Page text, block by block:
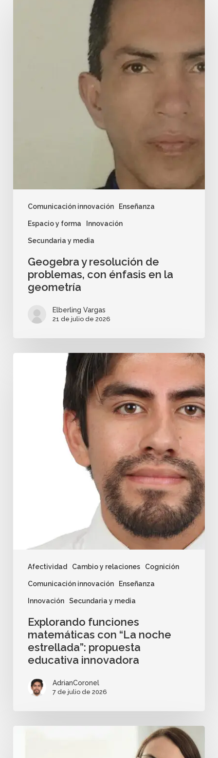
Comunicación innovación Enseñanza
Espacio y forma Innovación
Secundaria y media
Geogebra y resolución de
problemas, con énfasis en la
geometría
Elberling Vargas
21 de julio de 2026
Afectividad Cambio y relaciones Cognición
Comunicación innovación Enseñanza
Innovación Secundaria y media
Explorando funciones
matemáticas con “La noche
estrellada”: propuesta
educativa innovadora
AdrianCoronel
7 de julio de 2026